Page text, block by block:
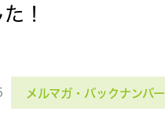
！
メルマガ・バックナンバー